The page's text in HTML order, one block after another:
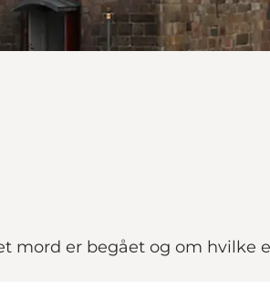
mord er begået og om hvilke